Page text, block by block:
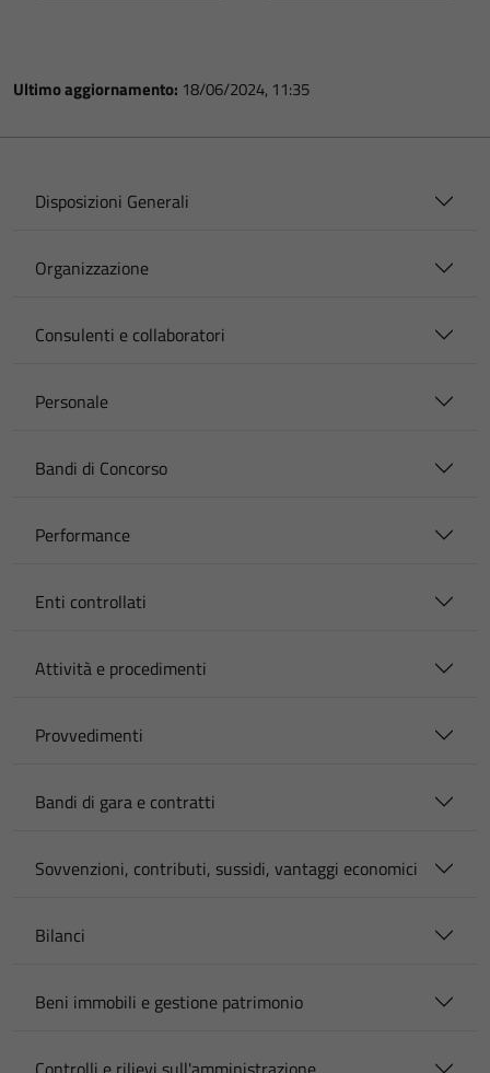
Ultimo aggiornamento: 18/06/2024, 11:35
Disposizioni Generali
Organizzazione
Consulenti e collaboratori
Personale
Bandi di Concorso
Performance
Enti controllati
Attività e procedimenti
Provvedimenti
Bandi di gara e contratti
Sovvenzioni, contributi, sussidi, vantaggi economici
Bilanci
Beni immobili e gestione patrimonio